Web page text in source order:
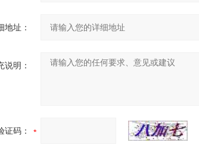
地址：
说明：
证码：